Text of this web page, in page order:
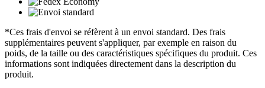
*Ces frais d'envoi se réfèrent à un envoi standard. Des frais
supplémentaires peuvent s'appliquer, par exemple en raison du
poids, de la taille ou des caractéristiques spécifiques du produit. Ces
informations sont indiquées directement dans la description du
produit.